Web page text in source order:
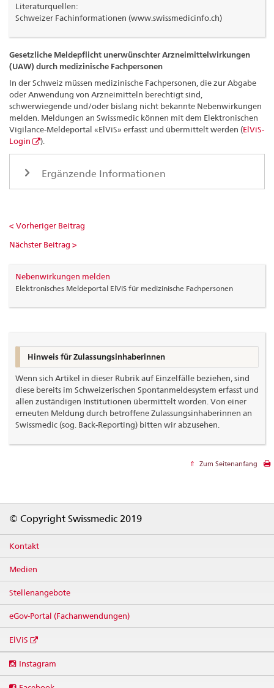
Literaturquellen:
Schweizer Fachinformationen (www.swissmedicinfo.ch)
Gesetzliche Meldepflicht unerwünschter Arzneimittelwirkungen
(UAW) durch medizinische Fachpersonen
In der Schweiz müssen medizinische Fachpersonen, die zur Abgabe
oder Anwendung von Arzneimitteln berechtigt sind,
schwerwiegende und/oder bislang nicht bekannte Nebenwirkungen
melden. Meldungen an Swissmedic können mit dem Elektronischen
Vigilance-Meldeportal «ElViS» erfasst und übermittelt werden (ElViS-
Login
).
Ergänzende Informationen
< Vorheriger Beitrag
Nächster Beitrag >
Nebenwirkungen melden
Elektronisches Meldeportal ElViS für medizinische Fachpersonen
Hinweis für Zulassungsinhaberinnen
Wenn sich Artikel in dieser Rubrik auf Einzelfälle beziehen, sind
diese bereits im Schweizerischen Spontanmeldesystem erfasst und
allen zuständigen Institutionen übermittelt worden. Von einer
erneuten Meldung durch betroffene Zulassungsinhaberinnen an
Swissmedic (sog. Back-Reporting) bitten wir abzusehen.
Zum Seitenanfang
© Copyright Swissmedic 2019
Kontakt
Medien
Stellenangebote
eGov-Portal (Fachanwendungen)
ElViS
media
Instagram